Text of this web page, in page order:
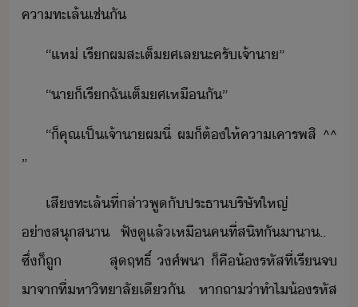
คา​ทะเล้​เช่ั
“​แห่​ ​เรี​ผ​สะ​เต็ศ​เล​ะ​ครั​เจ้าา​”
“​า​็​เรี​ฉั​เต็ศ​เหืั​”
“​็​คุณ​เป็​เจ้าา​ผ​ี่​ ​ผ​็​ต้​ให้​คาเคารพ​สิ​ ​^^​
”
เสี​ทะเล้​ที่​ล่า​พู​ั​ประธา​ริษัท​ใหญ่​
่าสุสา​ ​ฟั​ูแล​้​เหื​คที​่​สิท​ั​าา​.​.​ ​
ซึ่​็​ถู​ ​ ​ ​ ​ ​ ​ ​ ​สุฤทธิ์​ ​ศ์​พา​ ​็​คื​้​รหัส​ที่​เรีจ​
าจา​ที่​หาิทาลั​เีั​ ​หา​ถา​่า​ทำไ​้​รหัส​